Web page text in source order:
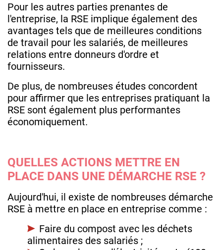
Pour les autres parties prenantes de
l'entreprise, la RSE implique également des
avantages tels que de meilleures conditions
de travail pour les salariés, de meilleures
relations entre donneurs d'ordre et
fournisseurs.
De plus, de nombreuses études concordent
pour affirmer que les entreprises pratiquant la
RSE sont également plus performantes
économiquement.
QUELLES ACTIONS METTRE EN
PLACE DANS UNE DÉMARCHE RSE ?
Aujourd'hui, il existe de nombreuses démarche
RSE à mettre en place en entreprise comme :
Faire du compost avec les déchets
alimentaires des salariés ;